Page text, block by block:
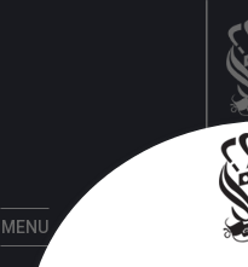
MENU
Xlim Top